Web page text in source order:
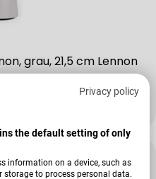
Privacy policy
the default setting of only
information on a device, such as
storage to process personal data.
grau, 21,5 cm Lennon